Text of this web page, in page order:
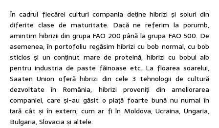
În cadrul fiecărei culturi compania deține hibrizi și soiuri din
diferite clase de maturitate. Dacă ne referim la porumb,
amintim hibrizii din grupa FAO 200 până la grupa FAO 500. De
asemenea, în portofoliu regăsim hibrizi cu bob normal, cu bob
sticlos și un conținut mare de proteină, hibrizi cu bobul alb
pentru industria de paste făinoase etc. La floarea soarelui,
Saaten Union oferă hibrizi din cele 3 tehnologii de cultură
dezvoltate în România, hibrizi proveniți din ameliorarea
companiei, care și-au găsit o piață foarte bună nu numai în
țară cât și în extern, cum ar fi în Moldova, Ucraina, Ungaria,
Bulgaria, Slovacia și altele.